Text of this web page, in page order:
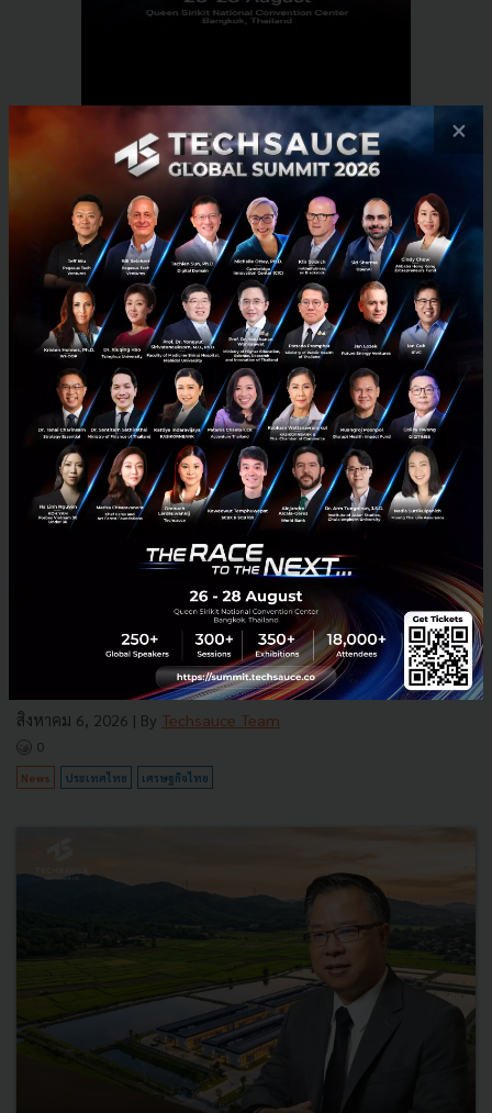
RELATED ARTICLE
3 เรื่องที่ประเทศไทยต้อง Focus สร้างคน–นวัตกรรม–ปฏิรูป
ระบบราชการ เพื่อยกระดับขีดความสามารถประเทศ
นายอนุทิน ชาญวีรกูล นายกรัฐมนตรีและรัฐมนตรีว่าการกระทรวง
มหาดไทย กล่าวปาฐกถาพิเศษในหัวข้อ “ฝ่าวิกฤติ รับมือระเบียบโลก
ใหม่” ในงาน The INTANIA Forum...
สิงหาคม 6, 2026 | By Techsauce Team
0
News ประเทศไทย เศรษฐกิจไทย
×